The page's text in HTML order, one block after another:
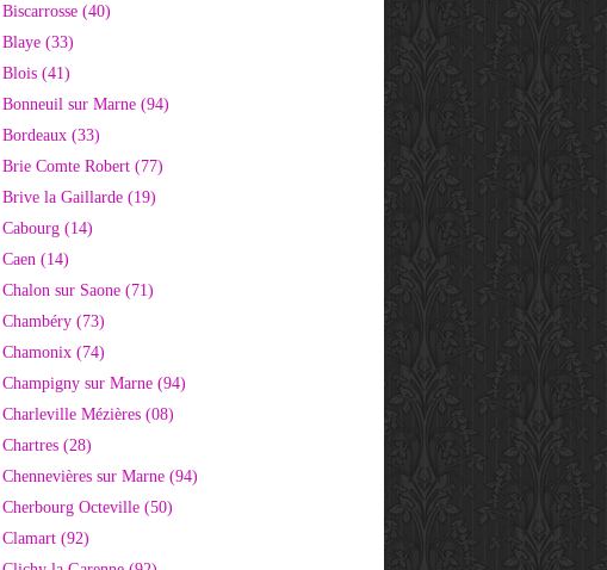
Biscarrosse (40)
Blaye (33)
Blois (41)
Bonneuil sur Marne (94)
Bordeaux (33)
Brie Comte Robert (77)
Brive la Gaillarde (19)
Cabourg (14)
Caen (14)
Chalon sur Saone (71)
Chambéry (73)
Chamonix (74)
Champigny sur Marne (94)
Charleville Mézières (08)
Chartres (28)
Chennevières sur Marne (94)
Cherbourg Octeville (50)
Clamart (92)